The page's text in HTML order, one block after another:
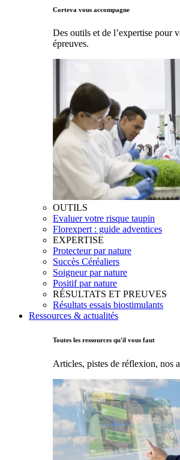
Corteva vous accompagne
Des outils et de l’expertise pour
épreuves.
OUTILS
Evaluer votre risque taupin
Florexpert : guide adventices
EXPERTISE
Protecteur par nature
Succès Céréaliers
Soigneur par nature
Positif par nature
RÉSULTATS ET PREUVES
Résultats essais biostimulants
Ressources & actualités
Toutes les ressources qu'il vous faut
Articles, pistes de réflexion, nos